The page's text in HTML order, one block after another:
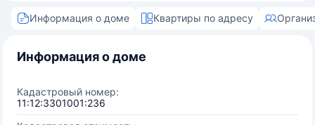
Информация о доме Квартиры по адресу
Информация о доме
Кадастровый номер:
11:12:3301001:236